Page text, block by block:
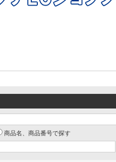
商品名、商品番号で探す